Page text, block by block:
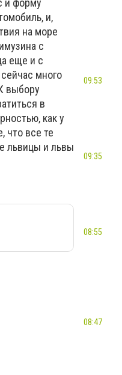
и форму
и,
на море
с
еще и с
много
выбору
в
как у
что все те
львицы и львы
09:53
09:35
08:55
08:47